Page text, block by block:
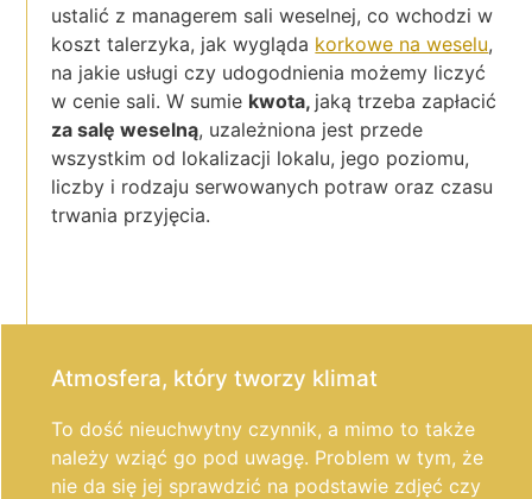
ustalić z managerem sali weselnej, co wchodzi w
koszt talerzyka, jak wygląda korkowe na weselu,
na jakie usługi czy udogodnienia możemy liczyć
w cenie sali. W sumie kwota, jaką trzeba zapłacić
za salę weselną, uzależniona jest przede
wszystkim od lokalizacji lokalu, jego poziomu,
liczby i rodzaju serwowanych potraw oraz czasu
trwania przyjęcia.
Atmosfera, który tworzy klimat
To dość nieuchwytny czynnik, a mimo to także
należy wziąć go pod uwagę. Problem w tym, że
nie da się jej sprawdzić na podstawie zdjęć czy